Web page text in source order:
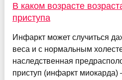
В каком возрасте
приступа
Инфаркт может случиться
веса и с нормальным
наследственная
приступ (инфаркт